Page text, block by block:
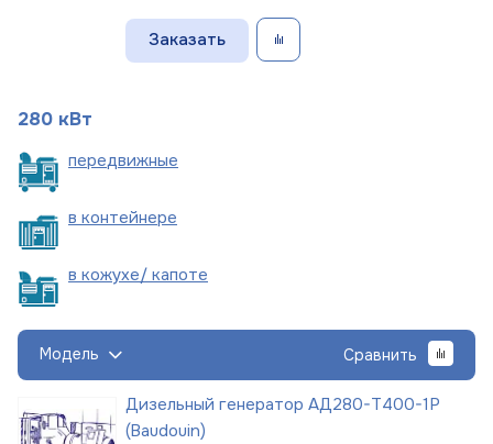
Заказать
280 кВт
передвижные
в контейнере
в кожухе/ капоте
Модель Сравнить
Дизельный генератор АД280-Т400-1Р
(Baudouin)